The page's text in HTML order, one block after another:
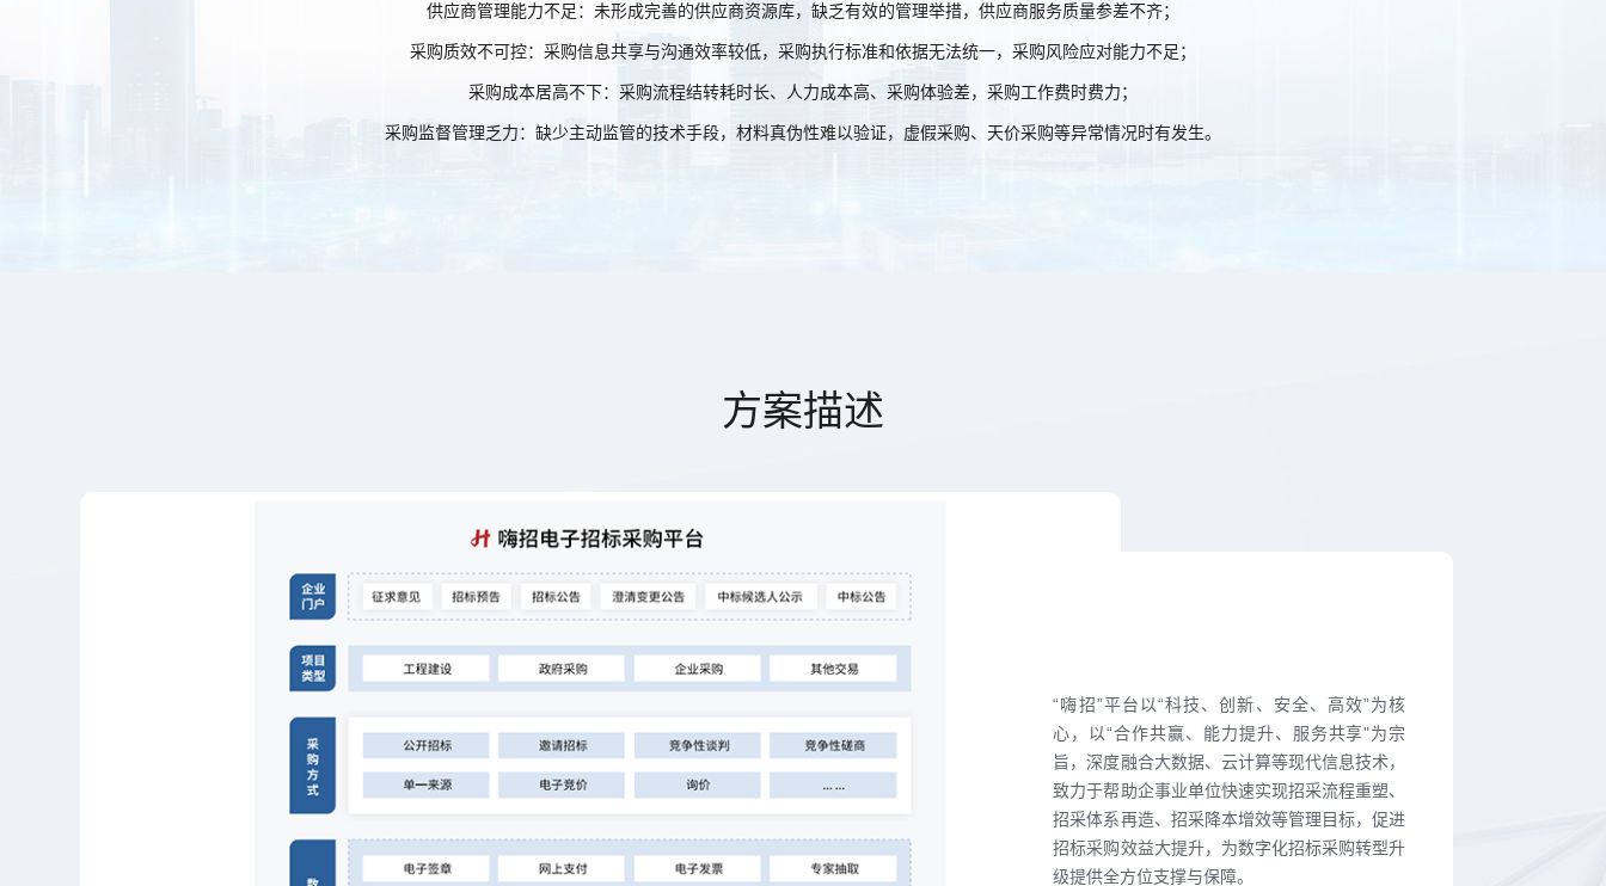
供应商管理能力不足：未形成完善的供应商资源库，缺乏有效的管理举措，供应商服务质量参差不齐；
采购质效不可控：采购信息共享与沟通效率较低，采购执行标准和依据无法统一，采购风险应对能力不足；
采购成本居高不下：采购流程结转耗时长、人力成本高、采购体验差，采购工作费时费力；
采购监督管理乏力：缺少主动监管的技术手段，材料真伪性难以验证，虚假采购、天价采购等异常情况时有发生。
方案描述
“嗨招”平台以“科技、创新、安全、高效”为核
心，以“合作共赢、能力提升、服务共享"为宗
旨，深度融合大数据、云计算等现代信息技术，
致力于帮助企事业单位快速实现招采流程重塑、
招采体系再造、招采降本增效等管理目标，促进
招标采购效益大提升，为数字化招标采购转型升
级提供全方位支撑与保障。